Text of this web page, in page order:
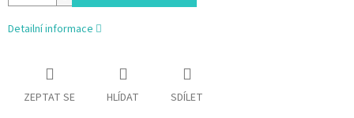
Detailní informace
ZEPTAT SE HLÍDAT SDÍLET